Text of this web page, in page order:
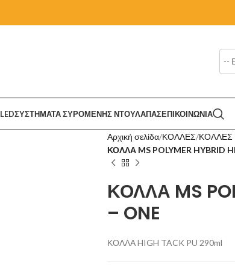
ΣΥΣΤΗΜΑΤΑ ΣΥΡΟΜΕΝΗΣ ΝΤΟΥΛΑΠΑΣΕΠΙΚΟΙΝΩΝΙΑ
Αρχική σελίδα ΚΟΛΛΕΣ ΚΟΛΛΕΣ
ΚΟΛΛΑ MS POLYMER HYBRID
ΚΟΛΛΑ MS
– ONE
ΚΟΛΛΑ HIGH TACK PU 290ml